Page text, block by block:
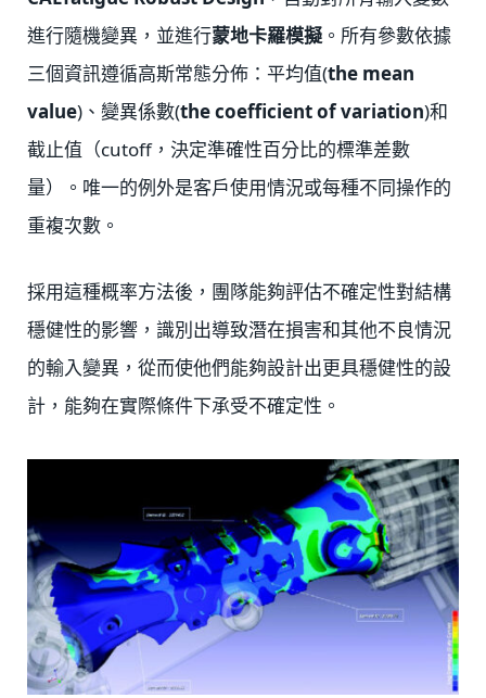
進行隨機變異，並進行蒙地卡羅模擬。所有參數依據
三個資訊遵循高斯常態分佈：平均值(the mean
value)、變異係數(the coefficient of variation)和
截止值（cutoff，決定準確性百分比的標準差數
量）。唯一的例外是客戶使用情況或每種不同操作的
重複次數。
採用這種概率方法後，團隊能夠評估不確定性對結構
穩健性的影響，識別出導致潛在損害和其他不良情況
的輸入變異，從而使他們能夠設計出更具穩健性的設
計，能夠在實際條件下承受不確定性。